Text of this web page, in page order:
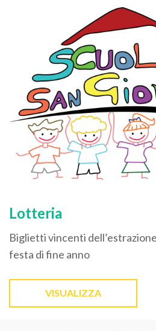
Giovanni XXIII
Lotteria
Biglietti vincenti
festa di fine anno
VISUALIZZA